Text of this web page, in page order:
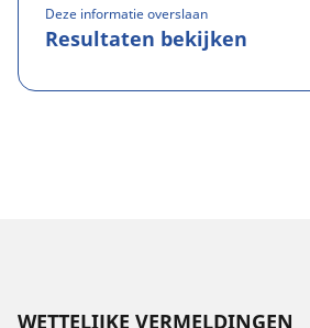
Deze informatie overslaan
Resultaten bekijken
WETTELIJKE VERMELDINGEN